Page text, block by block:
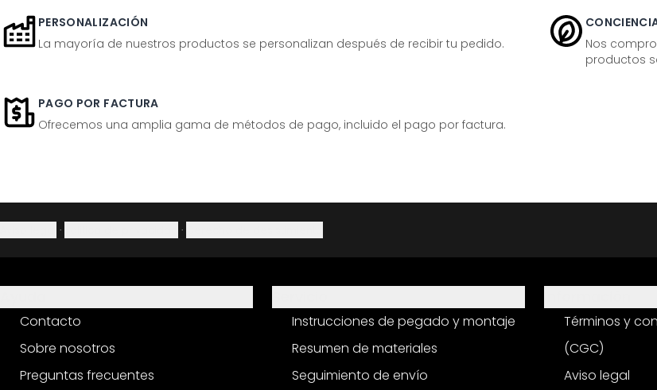
PERSONALIZACIÓN
La mayoría de nuestros productos se personalizan después de recibir tu pedido.
Nos
productos
PAGO POR FACTURA
Ofrecemos una amplia gama de métodos de pago, incluido el pago por factura.
· ·
Contacto
Sobre nosotros
Preguntas frecuentes
Instrucciones de pegado y montaje
Resumen de materiales
Seguimiento de envío
Términos y
(CGC)
Aviso legal